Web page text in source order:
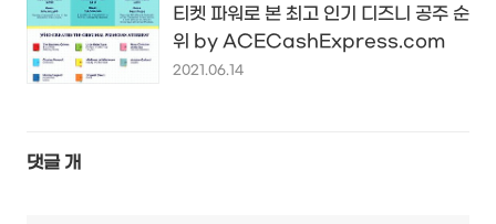
티켓 파워로 본 최고 인기 디즈니 공주 순
위 by ACECashExpress.com
2021.06.14
댓글 개